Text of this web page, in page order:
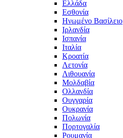
Ελλάδα
Εσθονία
Ηνωμένο Βασίλειο
Ιρλανδία
Ισπανία
Ιταλία
Κροατία
Λετονία
Λιθουανία
Μολδαβία
Ολλανδία
Ουγγαρία
Ουκρανία
Πολωνία
Πορτογαλία
Ρουμανία